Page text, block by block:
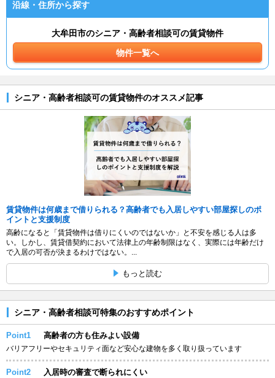
沿線・住所から探す
大牟田市のシニア・高齢者相談可の賃貸物件
物件一覧へ
シニア・高齢者相談可の賃貸物件のオススメ記事
賃貸物件は何歳まで借りられる？高齢者でも入居しやすい部屋探しのポ
イントと支援制度
高齢になると「賃貸物件は借りにくいのではないか」と不安を感じる人は多
い。しかし、賃貸借契約において法律上の年齢制限はなく、実際には年齢だけ
で入居の可否が決まるわけではない。...
もっと読む
シニア・高齢者相談可特集のおすすめポイント
Point1 高齢者の方も住みよい設備
バリアフリーやセキュリティ面など安心な建物を多く取り扱っています
Point2 入居時の審査で断られにくい